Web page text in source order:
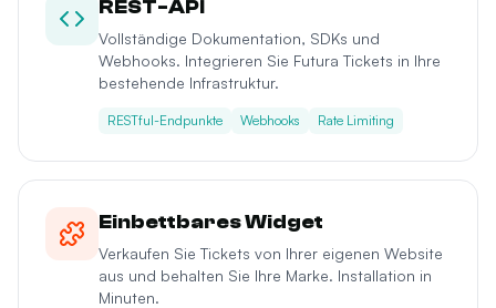
REST-API
Vollständige Dokumentation, SDKs und
Webhooks. Integrieren Sie Futura Tickets in Ihre
bestehende Infrastruktur.
RESTful-Endpunkte Webhooks Rate Limiting
Einbettbares Widget
Verkaufen Sie Tickets von Ihrer eigenen Website
aus und behalten Sie Ihre Marke. Installation in
Minuten.